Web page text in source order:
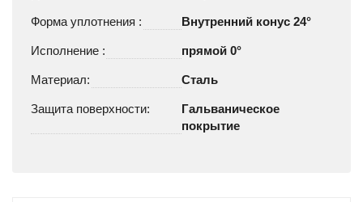
Форма уплотнения : Внутренний конус 24°
Исполнение : прямой 0°
Материал: Сталь
Защита поверхности:
Гальваническое
покрытие